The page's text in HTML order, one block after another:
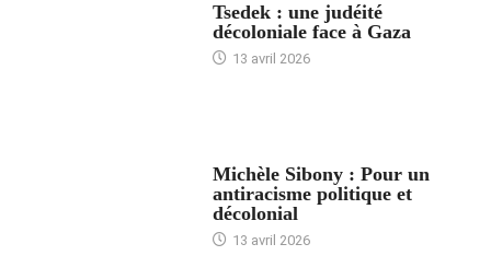
Tsedek : une judéité
décoloniale face à Gaza
13 avril 2026
Michèle Sibony : Pour un
antiracisme politique et
décolonial
13 avril 2026